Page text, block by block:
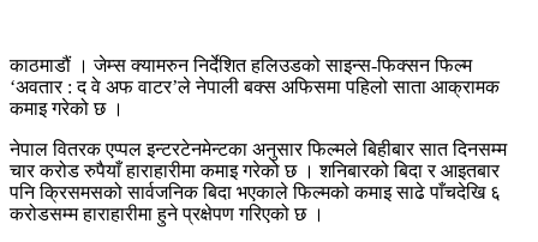
काठमाडौं । जेम्स क्यामरुन निर्देशित हलिउडको साइन्स-फिक्सन फिल्म
‘अवतार : द वे अफ वाटर’ले नेपाली बक्स अफिसमा पहिलो साता आक्रामक
कमाइ गरेको छ ।
नेपाल वितरक एप्पल इन्टरटेनमेन्टका अनुसार फिल्मले बिहीबार सात दिनसम्म
चार करोड रुपैयाँ हाराहारीमा कमाइ गरेको छ । शनिबारको बिदा र आइतबार
पनि क्रिसमसको सार्वजनिक बिदा भएकाले फिल्मको कमाइ साढे पाँचदेखि ६
करोडसम्म हाराहारीमा हुने प्रक्षेपण गरिएको छ ।